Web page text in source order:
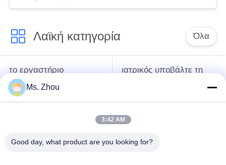
Λαϊκή κατηγορία Όλα
το εργαστήριο
υποβάλλει τη μηχανή
σε φυγοκέντρωση
ιατρικός υποβάλτε τη
σε φυγοκέντρωση
κατεψυγμένος
σε φυγοκέντρωση
Ms. Zhou
3:42 AM
Good day, what product are you looking for?